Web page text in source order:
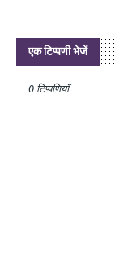
एक टिप्पणी भेजें
0 टिप्पणियाँ